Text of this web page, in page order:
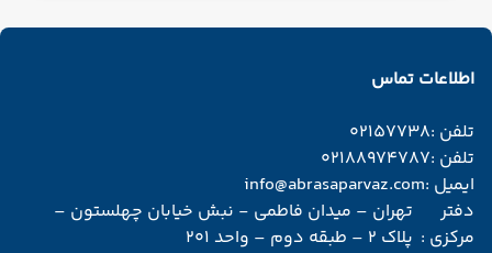
اطلاعات تماس
تلفن :02157738
تلفن :02188974787
ایمیل :info@abrasaparvaz.com
دفتر
مرکزی :
تهران – میدان فاطمی - نبش خیابان چهلستون –
پلاک 2 – طبقه دوم – واحد 201